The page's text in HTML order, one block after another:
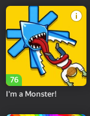
76
I'm a Monster!